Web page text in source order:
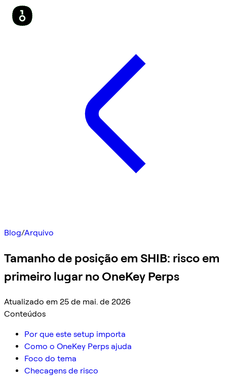
Blog/Arquivo
Tamanho de posição em SHIB: risco em
primeiro lugar no OneKey Perps
Atualizado em 25 de mai. de 2026
Conteúdos
Por que este setup importa
Como o OneKey Perps ajuda
Foco do tema
Checagens de risco